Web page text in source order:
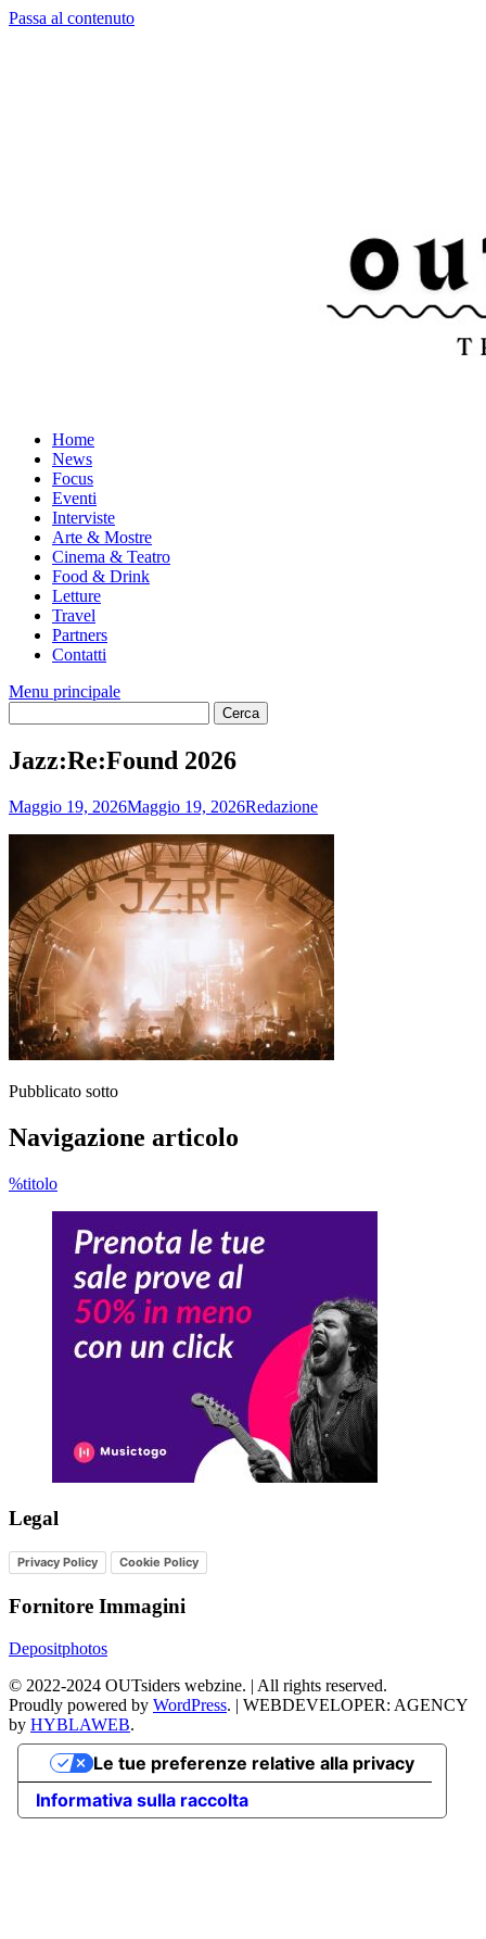
Passa al contenuto
Home
News
Focus
Eventi
Interviste
Arte & Mostre
Cinema & Teatro
Food & Drink
Letture
Travel
Partners
Contatti
Menu principale
Jazz:Re:Found 2026
Maggio 19, 2026Maggio 19, 2026Redazione
Pubblicato sotto
Navigazione articolo
%titolo
Legal
Privacy Policy Cookie Policy
Fornitore Immagini
Depositphotos
© 2022-2024 OUTsiders webzine. | All rights reserved.
Proudly powered by WordPress. | WEBDEVELOPER: AGENCY
by HYBLAWEB.
Informativa sulla raccolta
Le tue preferenze relative alla privacy